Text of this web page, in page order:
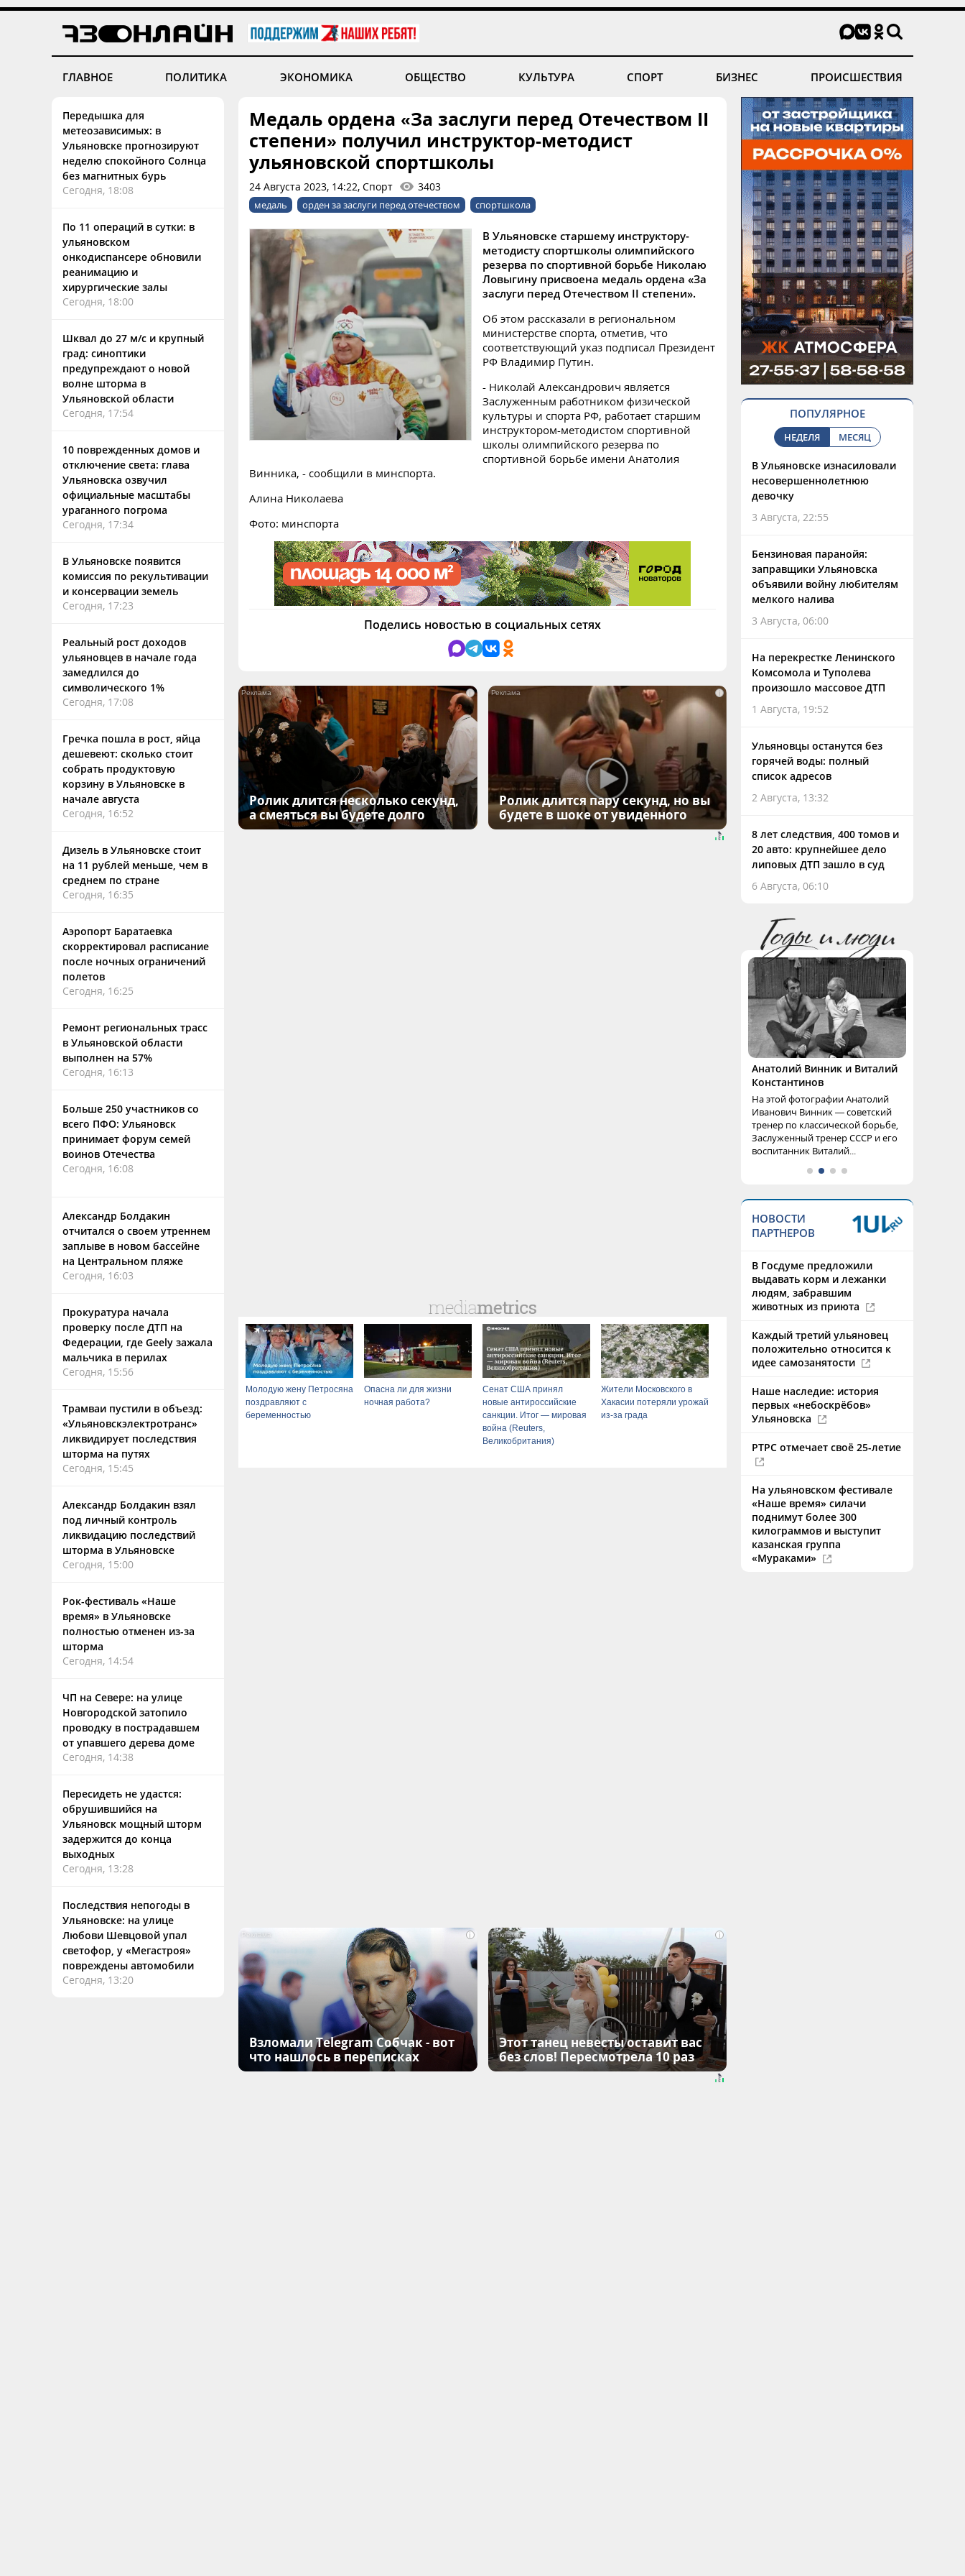
ГЛАВНОЕ ПОЛИТИКА ЭКОНОМИКА ОБЩЕСТВО КУЛЬТУРА СПОРТ БИЗНЕС ПРОИСШЕСТВИЯ
Передышка для
метеозависимых: в
Ульяновске прогнозируют
неделю спокойного Солнца
без магнитных бурь
Сегодня, 18:08
По 11 операций в сутки: в
ульяновском
онкодиспансере обновили
реанимацию и
хирургические залы
Сегодня, 18:00
Шквал до 27 м/с и крупный
град: синоптики
предупреждают о новой
волне шторма в
Ульяновской области
Сегодня, 17:54
10 поврежденных домов и
отключение света: глава
Ульяновска озвучил
официальные масштабы
ураганного погрома
Сегодня, 17:34
В Ульяновске появится
комиссия по рекультивации
и консервации земель
Сегодня, 17:23
Реальный рост доходов
ульяновцев в начале года
замедлился до
символического 1%
Сегодня, 17:08
Гречка пошла в рост, яйца
дешевеют: сколько стоит
собрать продуктовую
корзину в Ульяновске в
начале августа
Сегодня, 16:52
Дизель в Ульяновске стоит
на 11 рублей меньше, чем в
среднем по стране
Сегодня, 16:35
Аэропорт Баратаевка
скорректировал расписание
после ночных ограничений
полетов
Сегодня, 16:25
Ремонт региональных трасс
в Ульяновской области
выполнен на 57%
Сегодня, 16:13
Больше 250 участников со
всего ПФО: Ульяновск
принимает форум семей
воинов Отечества
Сегодня, 16:08
Александр Болдакин
отчитался о своем утреннем
заплыве в новом бассейне
на Центральном пляже
Сегодня, 16:03
Прокуратура начала
проверку после ДТП на
Федерации, где Geely зажала
мальчика в перилах
Сегодня, 15:56
Трамваи пустили в объезд:
«Ульяновскэлектротранс»
ликвидирует последствия
шторма на путях
Сегодня, 15:45
Александр Болдакин взял
под личный контроль
ликвидацию последствий
шторма в Ульяновске
Сегодня, 15:00
Рок-фестиваль «Наше
время» в Ульяновске
полностью отменен из-за
шторма
Сегодня, 14:54
ЧП на Севере: на улице
Новгородской затопило
проводку в пострадавшем
от упавшего дерева доме
Сегодня, 14:38
Пересидеть не удастся:
обрушившийся на
Ульяновск мощный шторм
задержится до конца
выходных
Сегодня, 13:28
Последствия непогоды в
Ульяновске: на улице
Любови Шевцовой упал
светофор, у «Мегастроя»
повреждены автомобили
Сегодня, 13:20
Медаль ордена «За заслуги перед Отечеством II
степени» получил инструктор-методист
ульяновской спортшколы
24 Августа 2023, 14:22, Спорт 3403
медаль орден за заслуги перед отечеством спортшкола
В Ульяновске старшему инструктору-
методисту спортшколы олимпийского
резерва по спортивной борьбе Николаю
Ловыгину присвоена медаль ордена «За
заслуги перед Отечеством II степени».
Об этом рассказали в региональном
министерстве спорта, отметив, что
соответствующий указ подписал Президент
РФ Владимир Путин.
- Николай Александрович является
Заслуженным работником физической
культуры и спорта РФ, работает старшим
инструктором-методистом спортивной
школы олимпийского резерва по
спортивной борьбе имени Анатолия
Винника, - сообщили в минспорта.
Алина Николаева
Фото: минспорта
Поделись новостью в социальных сетях
i
Ролик длится несколько секунд,
а смеяться вы будете долго
i
Ролик длится пару секунд, но вы
будете в шоке от увиденного
Молодую жену Петросяна
поздравляют с
беременностью
Опасна ли для жизни
ночная работа?
Сенат США принял
новые антироссийские
санкции. Итог — мировая
война (Reuters,
Великобритания)
Жители Московского в
Хакасии потеряли урожай
из-за града
i
Взломали Telegram Собчак - вот
что нашлось в переписках
i
Этот танец невесты оставит вас
без слов! Пересмотрела 10 раз
ПОПУЛЯРНОЕ
НЕДЕЛЯ МЕСЯЦ
В Ульяновске изнасиловали
несовершеннолетнюю
девочку
3 Августа, 22:55
Бензиновая паранойя:
заправщики Ульяновска
объявили войну любителям
мелкого налива
3 Августа, 06:00
На перекрестке Ленинского
Комсомола и Туполева
произошло массовое ДТП
1 Августа, 19:52
Ульяновцы останутся без
горячей воды: полный
список адресов
2 Августа, 13:32
8 лет следствия, 400 томов и
20 авто: крупнейшее дело
липовых ДТП зашло в суд
6 Августа, 06:10
Анатолий Винник и Виталий
Константинов
На этой фотографии Анатолий
Иванович Винник — советский
тренер по классической борьбе,
Заслуженный тренер СССР и его
воспитанник Виталий...
НОВОСТИ
ПАРТНЕРОВ
В Госдуме предложили
выдавать корм и лежанки
людям, забравшим
животных из приюта
Каждый третий ульяновец
положительно относится к
идее самозанятости
Наше наследие: история
первых «небоскрёбов»
Ульяновска
РТРС отмечает своё 25-летие
На ульяновском фестивале
«Наше время» силачи
поднимут более 300
килограммов и выступит
казанская группа
«Мураками»